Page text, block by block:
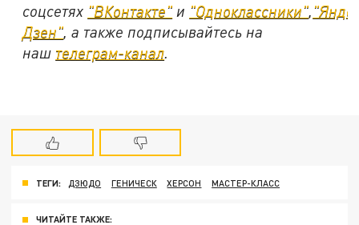
соцсетях "ВКонтакте" и "Одноклассники",
Дзен", а также подписывайтесь на
наш телеграм-канал.
ТЕГИ: ДЗЮДО ГЕНИЧЕСК ХЕРСОН МАСТЕР-КЛАСС
ЧИТАЙТЕ ТАКЖЕ: